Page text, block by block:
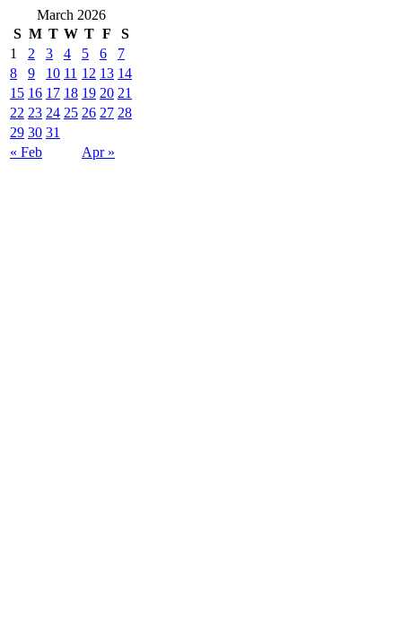
March 2026
S M T W T F S
« Feb Apr »
1 2 3 4 5 6
7
8
9 10 11 12 13 14
15 16 17 18 19 20 21
22 23 24 25 26 27 28
29 30 31